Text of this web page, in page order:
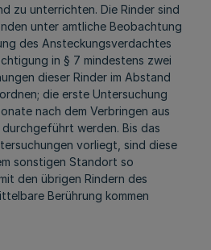
zu unterrichten. Die Rinder sind
unter amtliche Beobachtung
des Ansteckungsverdachtes
in § 7 mindestens zwei
dieser Rinder im Abstand
die erste Untersuchung
nach dem Verbringen aus
werden. Bis das
vorliegt, sind diese
sonstigen Standort so
den übrigen Rindern des
Berührung kommen